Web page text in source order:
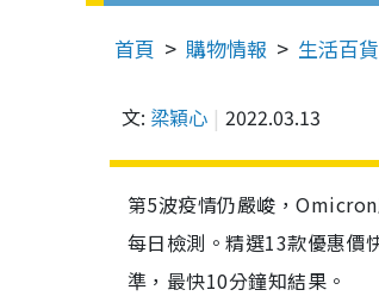
首頁 購物情報 生活百貨
文: 梁穎心 2022.03.13
第5波疫情仍嚴峻，
每日檢測。精選13款優惠價
準，最快10分鐘知結果。